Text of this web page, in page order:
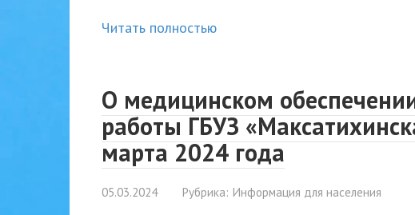
Читать полностью
О медицинском
работы ГБУЗ
марта 2024 года
05.03.2024 Рубрика: Информация для населения